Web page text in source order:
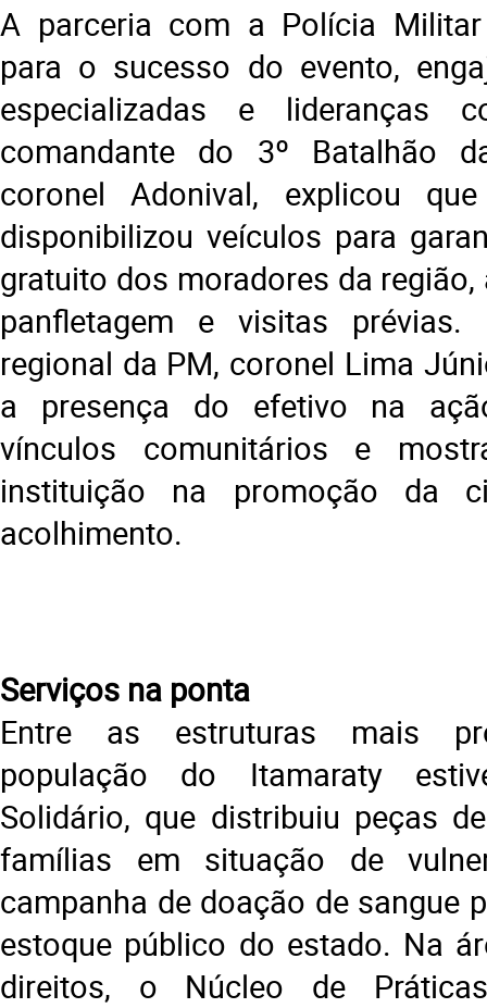
A parceria com a Polícia
para o sucesso do evento,
especializadas e lideranças
comandante do 3º Batalhão
coronel Adonival, explicou
disponibilizou veículos para
gratuito dos moradores da região,
panfletagem e visitas prévias.
regional da PM, coronel Lima
a presença do efetivo na
vínculos comunitários e
instituição na promoção da
acolhimento.
Serviços na ponta
Entre as estruturas mais
população do Itamaraty
Solidário, que distribuiu peças
famílias em situação de
campanha de doação de sangue
estoque público do estado. Na
direitos, o Núcleo de